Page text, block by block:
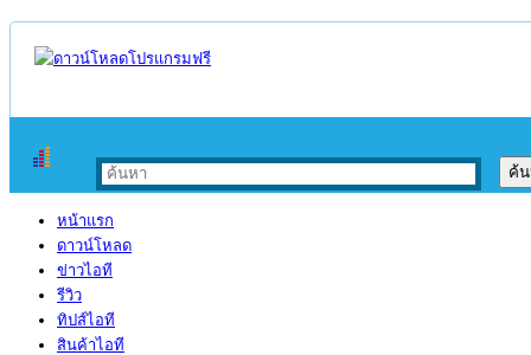
หน้าแรก
ดาวน์โหลด
ข่าวไอที
รีวิว
ทิปส์ไอที
สินค้าไอที